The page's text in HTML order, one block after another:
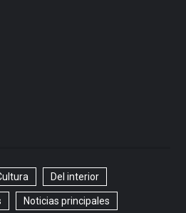
Del interior
Noticias principales